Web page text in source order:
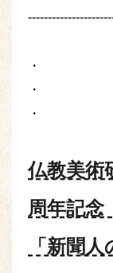
・
・
・
仏教美術
周年記
「新聞